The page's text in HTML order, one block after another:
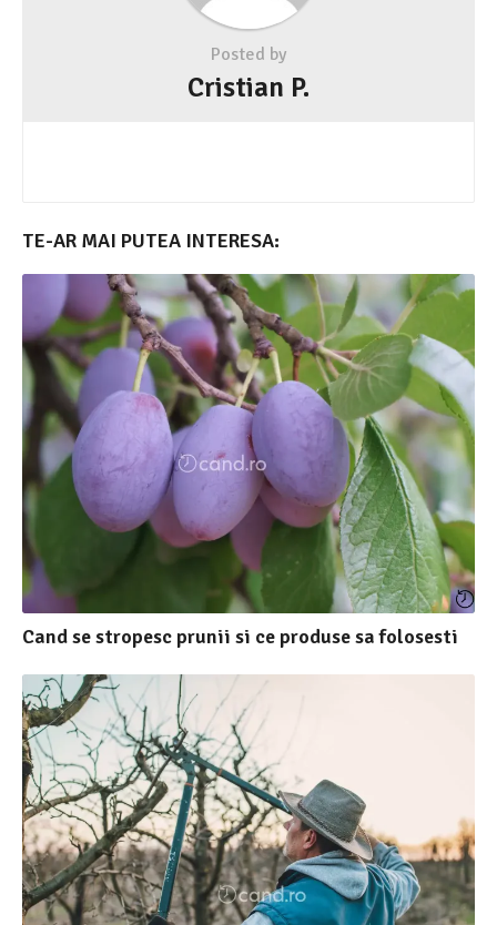
Posted by
Cristian P.
TE-AR MAI PUTEA INTERESA:
Cand se stropesc prunii si ce produse sa folosesti